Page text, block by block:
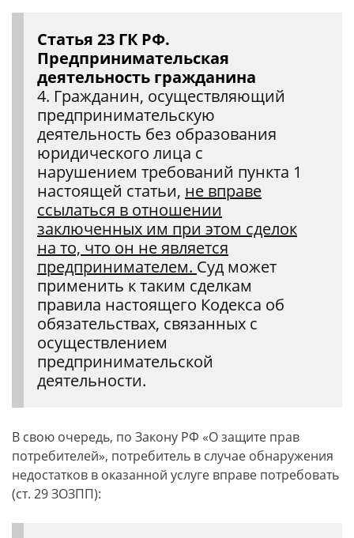
Статья 23 ГК РФ.
Предпринимательская
деятельность гражданина
4. Гражданин, осуществляющий
предпринимательскую
деятельность без образования
юридического лица с
нарушением требований пункта 1
настоящей статьи, не вправе
ссылаться в отношении
заключенных им при этом сделок
на то, что он не является
предпринимателем. Суд может
применить к таким сделкам
правила настоящего Кодекса об
обязательствах, связанных с
осуществлением
предпринимательской
деятельности.
В свою очередь, по Закону РФ «О защите прав
потребителей», потребитель в случае обнаружения
недостатков в оказанной услуге вправе потребовать
(ст. 29 ЗОЗПП):